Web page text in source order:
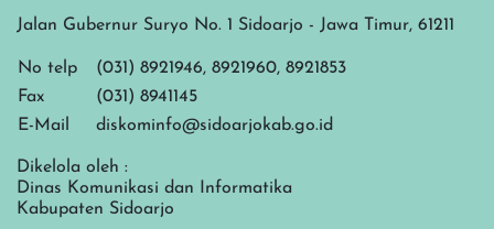
Jalan Gubernur Suryo No. 1 Sidoarjo - Jawa Timur, 61211
No telp
(031) 8921946, 8921960, 8921853
Fax
(031) 8941145
E-Mail
diskominfo@sidoarjokab.go.id
Dikelola oleh :
Dinas Komunikasi dan Informatika
Kabupaten Sidoarjo